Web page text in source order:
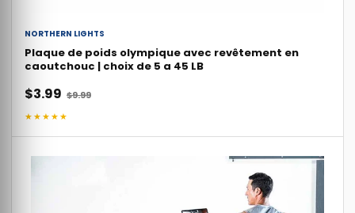
NORTHERN LIGHTS
Plaque de poids olympique avec revêtement en
caoutchouc | choix de 5 a 45 LB
$3.99 $9.99
★★★★★